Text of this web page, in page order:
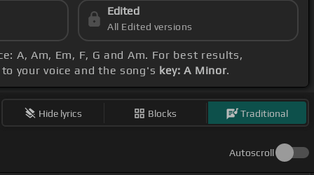
Edited
All Edited versions
A, Am, Em, F, G and Am. For best results,
your voice and the song's key: A Minor.
Hide lyrics Blocks Traditional
Autoscroll